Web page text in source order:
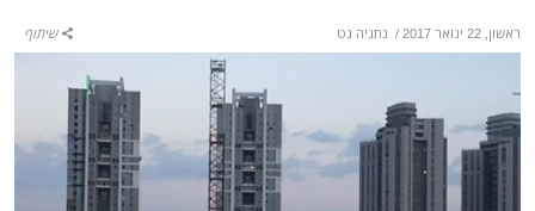
ראשון, 22 ינואר 2017 / נתניה נט שיתוף